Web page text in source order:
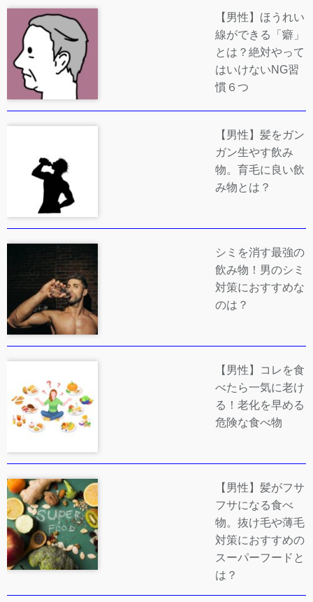
【男性】ほうれい
線ができる「癖」
とは？絶対やって
はいけないNG習
慣６つ
【男性】髪をガン
ガン生やす飲み
物。育毛に良い飲
み物とは？
シミを消す最強の
飲み物！男のシミ
対策におすすめな
のは？
【男性】コレを食
べたら一気に老け
る！老化を早める
危険な食べ物
【男性】髪がフサ
フサになる食べ
物。抜け毛や薄毛
対策におすすめの
スーパーフードと
は？